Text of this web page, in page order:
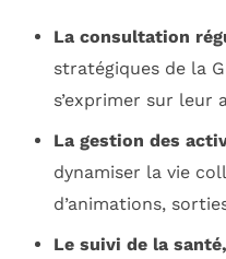
La consultation
stratégiques de la
s’exprimer sur leur
La gestion des
dynamiser la vie
d’animations,
Le suivi de la